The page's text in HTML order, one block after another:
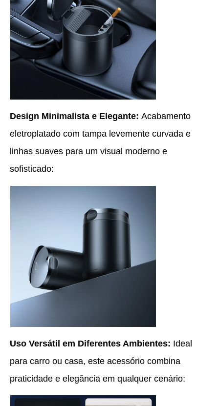
Design Minimalista e Elegante: Acabamento
eletroplatado com tampa levemente curvada e
linhas suaves para um visual moderno e
sofisticado:
Uso Versátil em Diferentes Ambientes: Ideal
para carro ou casa, este acessório combina
praticidade e elegância em qualquer cenário: